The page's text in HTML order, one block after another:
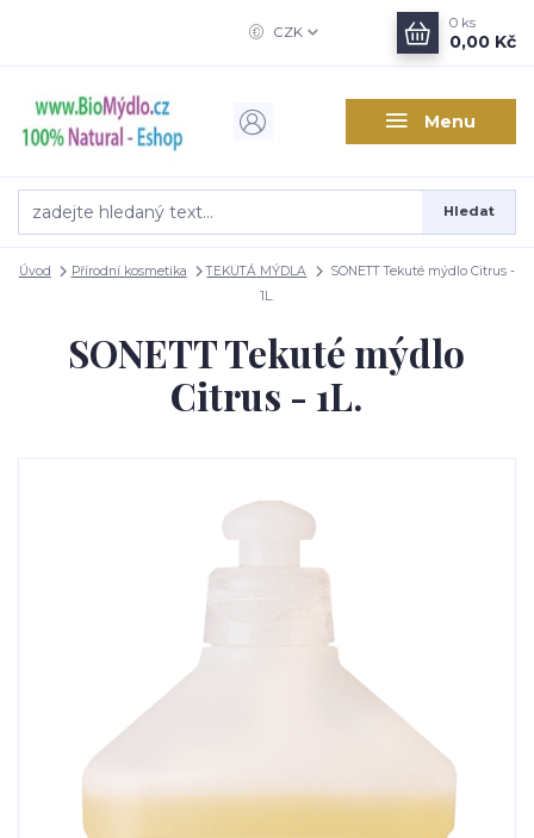
Menu
CZK
Hledat
0 ks
0,00 Kč
Úvod Přírodní kosmetika TEKUTÁ MÝDLA
SONETT Tekuté mýdlo Citrus -
1L.
SONETT Tekuté mýdlo
Citrus - 1L.